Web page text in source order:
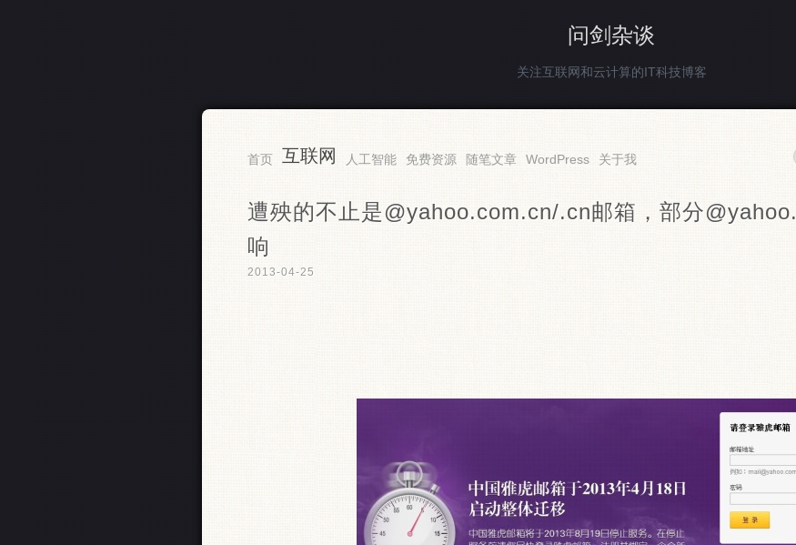
问剑杂谈
关注互联网和云计算的IT科技博客
首页 互联网 人工智能 免费资源 随笔文章 WordPress 关于我
遭殃的不止是@yahoo.com.cn/.cn邮箱，部分
响
2013-04-25